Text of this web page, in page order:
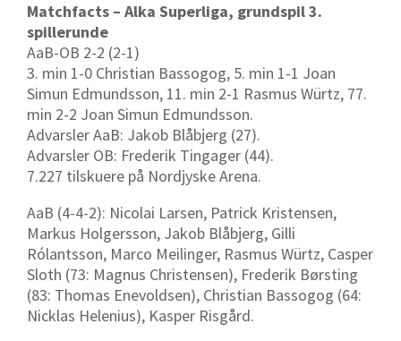
Matchfacts – Alka Superliga, grundspil 3.
spillerunde
AaB-OB 2-2 (2-1)
3. min 1-0 Christian Bassogog, 5. min 1-1 Joan
Simun Edmundsson, 11. min 2-1 Rasmus Würtz, 77.
min 2-2 Joan Simun Edmundsson.
Advarsler AaB: Jakob Blåbjerg (27).
Advarsler OB: Frederik Tingager (44).
7.227 tilskuere på Nordjyske Arena.
AaB (4-4-2): Nicolai Larsen, Patrick Kristensen,
Markus Holgersson, Jakob Blåbjerg, Gilli
Rólantsson, Marco Meilinger, Rasmus Würtz, Casper
Sloth (73: Magnus Christensen), Frederik Børsting
(83: Thomas Enevoldsen), Christian Bassogog (64:
Nicklas Helenius), Kasper Risgård.